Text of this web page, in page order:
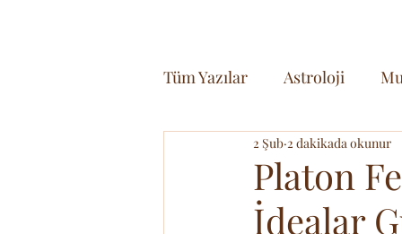
Tüm Yazılar Astroloji
Bilim & Teknoloji
Platon
İdealar
2 Şub 2 dakikada okunur